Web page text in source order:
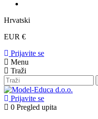
Hrvatski
EUR €
Prijavite se
Menu
Traži
Prijavite se
0 Pregled upita